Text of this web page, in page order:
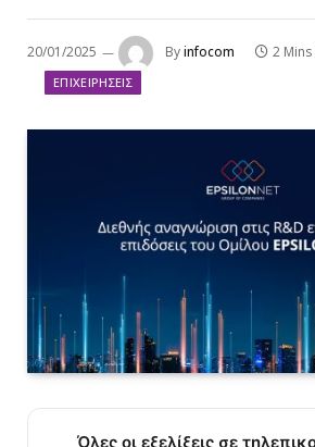
20/01/2025 Byinfocom 2 Mins
ΕΠΙΧΕΙΡΉΣΕΙΣ
Όλες οι εξελίξεις σε